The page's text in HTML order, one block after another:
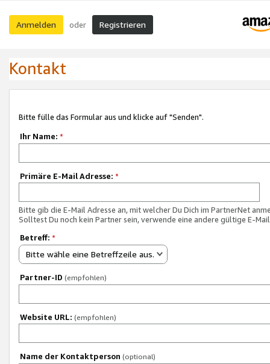
Anmelden oder Registrieren
Kontakt
Bitte fülle das Formular aus und klicke auf "Senden".
Ihr Name: *
Primäre E-Mail Adresse: *
Bitte gib die E-Mail Adresse an, mit welcher Du Dich im PartnerNet
Solltest Du noch kein Partner sein, verwende eine andere gültige E-
Betreff: *
Bitte wähle eine Betreffzeile aus.
Partner-ID (empfohlen)
Website URL: (empfohlen)
Name der Kontaktperson (optional)